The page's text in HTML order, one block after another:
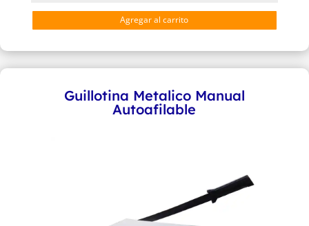
hasta
$280000
Rotativa
Metálica
Cuchilla
Circular
Agregar al carrito
Guillotina Metalico Manual
Autoafilable